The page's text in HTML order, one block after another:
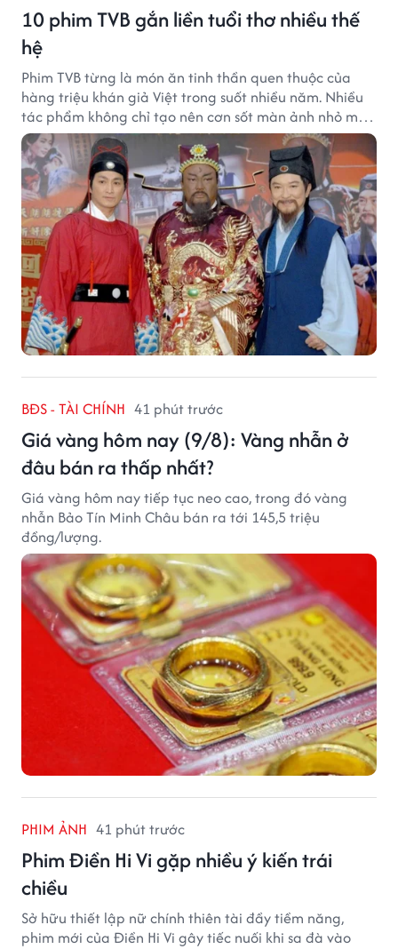
10 phim TVB gắn liền tuổi thơ nhiều thế
hệ
Phim TVB từng là món ăn tinh thần quen thuộc của
hàng triệu khán giả Việt trong suốt nhiều năm. Nhiều
tác phẩm không chỉ tạo nên cơn sốt màn ảnh nhỏ mà
còn trở thành ký ức khó quên của cả một thế hệ.
BĐS - TÀI CHÍNH 41 phút trước
Giá vàng hôm nay (9/8): Vàng nhẫn ở
đâu bán ra thấp nhất?
Giá vàng hôm nay tiếp tục neo cao, trong đó vàng
nhẫn Bảo Tín Minh Châu bán ra tới 145,5 triệu
đồng/lượng.
PHIM ẢNH 41 phút trước
Phim Điền Hi Vi gặp nhiều ý kiến trái
chiều
Sở hữu thiết lập nữ chính thiên tài đầy tiềm năng,
phim mới của Điền Hi Vi gây tiếc nuối khi sa đà vào